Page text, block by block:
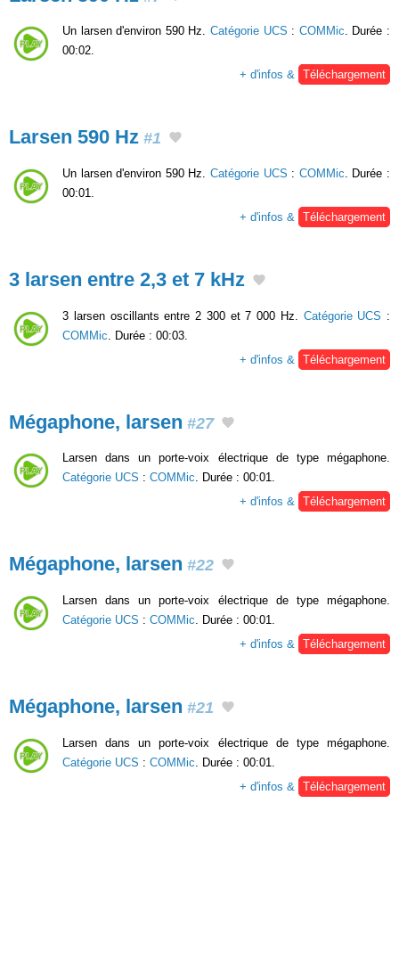
Un larsen d'environ 590 Hz. Catégorie UCS : COMMic. Durée :
00:02.
+ d'infos & Téléchargement
Larsen 590 Hz #1
Un larsen d'environ 590 Hz. Catégorie UCS : COMMic. Durée :
00:01.
+ d'infos & Téléchargement
3 larsen entre 2,3 et 7 kHz
3 larsen oscillants entre 2 300 et 7 000 Hz. Catégorie UCS :
COMMic . Durée : 00:03.
+ d'infos &
Téléchargement
Mégaphone, larsen #27
Larsen dans un porte-voix électrique de type mégaphone.
Catégorie UCS : COMMic. Durée : 00:01.
+ d'infos & Téléchargement
Mégaphone, larsen #22
Larsen dans un porte-voix électrique de type mégaphone.
Catégorie UCS : COMMic. Durée : 00:01.
+ d'infos & Téléchargement
Mégaphone, larsen #21
Larsen dans un porte-voix électrique de type mégaphone.
Catégorie UCS : COMMic . Durée : 00:01.
+ d'infos &
Téléchargement